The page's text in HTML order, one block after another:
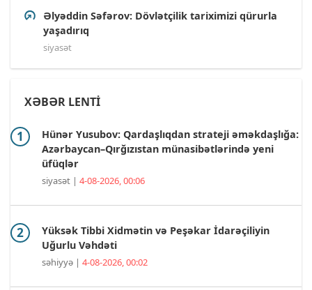
Əlyəddin Səfərov: Dövlətçilik tariximizi qürurla
yaşadırıq
siyasət
XƏBƏR LENTİ
Hünər Yusubov: Qardaşlıqdan strateji əməkdaşlığa:
Azərbaycan–Qırğızıstan münasibətlərində yeni
üfüqlər
siyasət | 4-08-2026, 00:06
Yüksək Tibbi Xidmətin və Peşəkar İdarəçiliyin
Uğurlu Vəhdəti
səhiyyə | 4-08-2026, 00:02